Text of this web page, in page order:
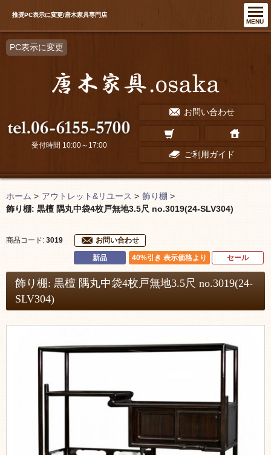
MENU
推奨PC表示に変更/唐木家具専門店
PC表示に変更
お問い合わせ
ご利用ガイド
受付時間 10:00～17:00
ホーム > アウトレット&リユース > 飾り棚 >
飾り棚: 黒檀 隅丸中袋4枚戸無地3.5尺 no.3019(24-SLV304)
商品コード: 3019 お問い合わせ
新品 40%引き 表示価格より セール
飾り棚: 黒檀 隅丸中袋4枚戸無地3.5尺 no.3019(24-
SLV304)